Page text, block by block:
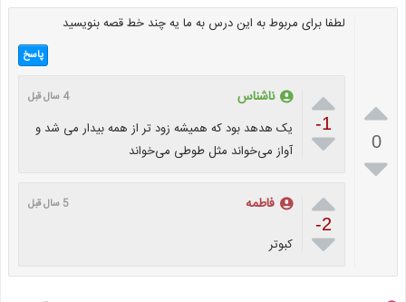

0

لطفا برای مربوط به این درس به ما یه چند خط قصه بنویسید
پاسخ

-1

ناشناس 4 سال قبل
یک هدهد بود که همیشه زود تر از همه بیدار می شد و
آواز می‌خواند مثل طوطی می‌خواند

-2

‌فاطمه 5 سال قبل
کبوتر